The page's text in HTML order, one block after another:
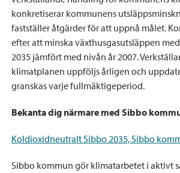
konkretiserar kommunens
fastställer åtgärder för att uppnå målet.
efter att minska växthusgasutsläppen
2035 jämfört med nivån år 2007.
klimatplanen uppföljs årligen och
granskas varje fullmäktigeperiod.
Bekanta dig närmare med Sibbo
Koldioxidneutralt Sibbo 2035, Sibbo
Sibbo kommun gör klimatarbetet i aktivt